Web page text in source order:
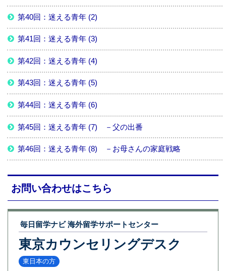
第40回：迷える青年 (2)
第41回：迷える青年 (3)
第42回：迷える青年 (4)
第43回：迷える青年 (5)
第44回：迷える青年 (6)
第45回：迷える青年 (7) －父の出番
第46回：迷える青年 (8) －お母さんの家庭戦略
お問い合わせはこちら
毎日留学ナビ 海外留学サポートセンター
東京カウンセリングデスク
東日本の方